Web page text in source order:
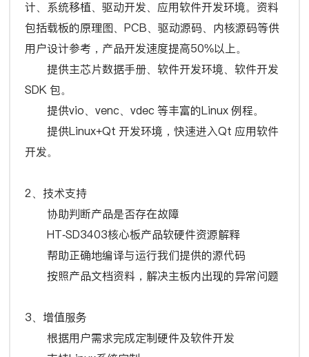
计、系统移植、驱动开发、应用软件开发环境。资料
包括载板的原理图、PCB、驱动源码、内核源码等供
用户设计参考，产品开发速度提高50%以上。
提供主芯片数据手册、软件开发环境、软件开发
SDK 包。
提供vio、venc、vdec 等丰富的Linux 例程。
提供Linux+Qt 开发环境，快速进入Qt 应用软件
开发。
2、技术支持
协助判断产品是否存在故障
HT-SD3403核心板产品软硬件资源解释
帮助正确地编译与运行我们提供的源代码
按照产品文档资料，解决主板内出现的异常问题
3、增值服务
根据用户需求完成定制硬件及软件开发